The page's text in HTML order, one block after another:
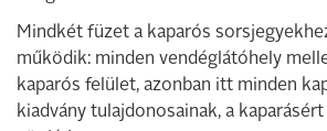
Mindkét füzet a kaparós
működik: minden vendéglátóhely
kaparós felület, azonban itt minden
kiadvány tulajdonosainak, a